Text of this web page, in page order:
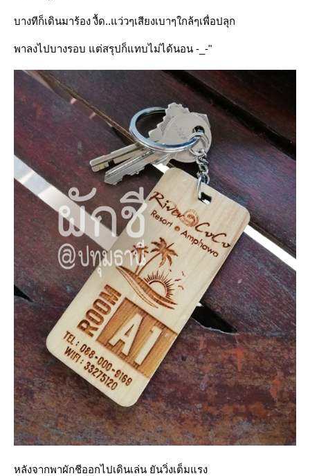
บางทีก็เดินมาร้อง งื้ด..แว่วๆเสียงเบาๆใกล้ๆเพื่อปลุก
พาลงไปบางรอบ แต่สรุปก็แทบไม่ได้นอน -_-"
หลังจากพาผักชีออกไปเดินเล่น ยันวิ่งเต็มแรง